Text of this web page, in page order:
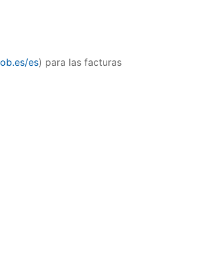
es) para las facturas